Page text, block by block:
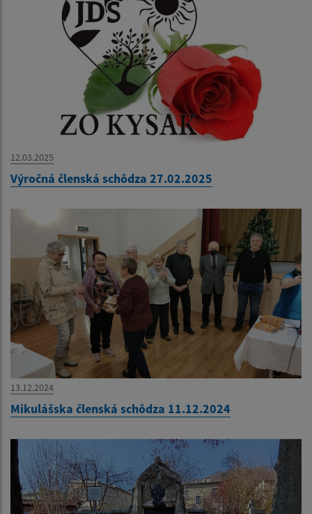
12.03.2025
Výročná členská schôdza 27.02.2025
13.12.2024
Mikulášska členská schôdza 11.12.2024